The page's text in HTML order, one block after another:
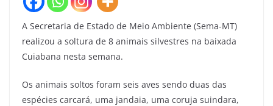
A Secretaria de Estado de Meio Ambiente (Sema-MT)
realizou a soltura de 8 animais silvestres na baixada
Cuiabana nesta semana.
Os animais soltos foram seis aves sendo duas das
espécies carcará, uma jandaia, uma coruja suindara,